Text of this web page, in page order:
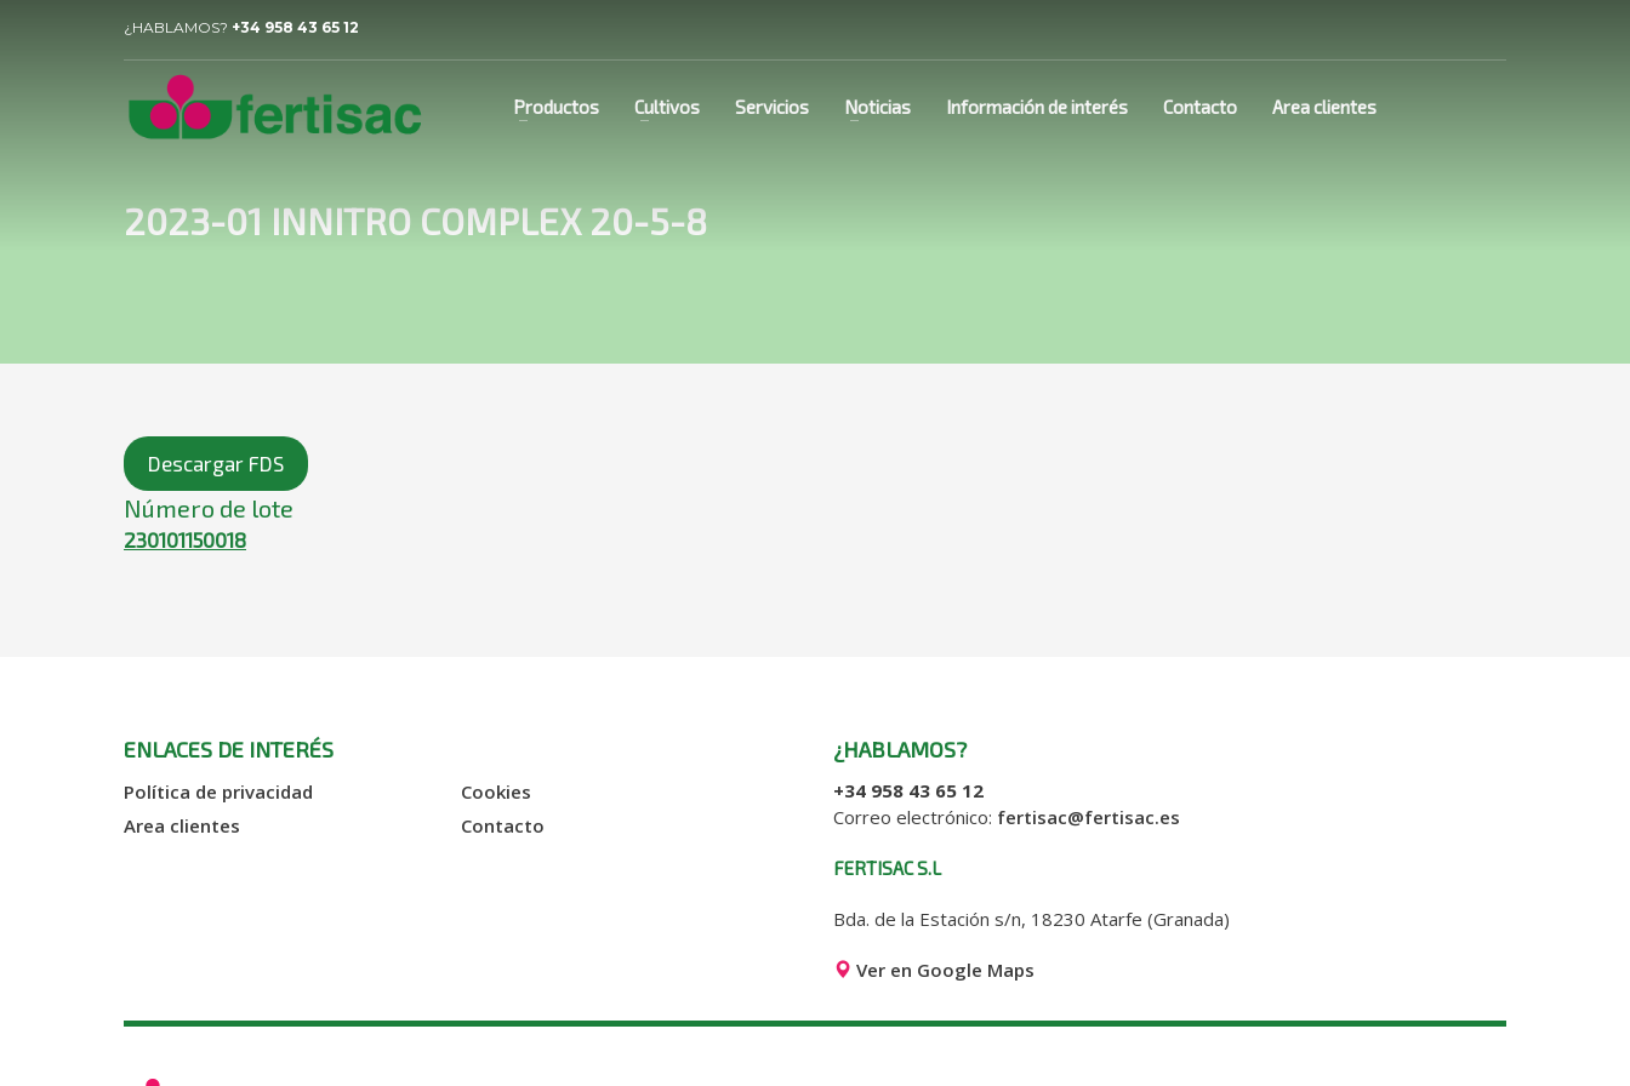
¿HABLAMOS? +34 958 43 65 12
Productos Cultivos Servicios Noticias Información de interés Contacto Area clientes
2023-01 INNITRO COMPLEX 20-5-8
Descargar FDS
Número de lote
230101150018
ENLACES DE INTERÉS
Política de privacidad
Cookies
Area clientes
Contacto
¿HABLAMOS?
+34 958 43 65 12
Correo electrónico: fertisac@fertisac.es
FERTISAC S.L
Bda. de la Estación s/n, 18230 Atarfe (Granada)
Ver en Google Maps